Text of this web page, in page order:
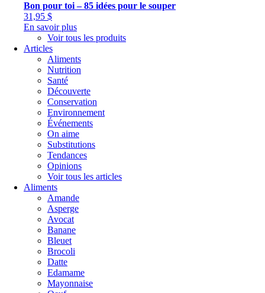
Bon pour toi – 85 idées pour le souper
31,95 $
En savoir plus
Voir tous les produits
Articles
Aliments
Nutrition
Santé
Découverte
Conservation
Environnement
Événements
On aime
Substitutions
Tendances
Opinions
Voir tous les articles
Aliments
Amande
Asperge
Avocat
Banane
Bleuet
Brocoli
Datte
Edamame
Mayonnaise